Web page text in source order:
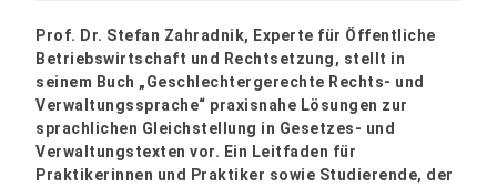
Prof. Dr. Stefan Zahradnik, Experte für Öffentliche
Betriebswirtschaft und Rechtsetzung, stellt in
seinem Buch „Geschlechtergerechte Rechts- und
Verwaltungssprache“ praxisnahe Lösungen zur
sprachlichen Gleichstellung in Gesetzes- und
Verwaltungstexten vor. Ein Leitfaden für
Praktikerinnen und Praktiker sowie Studierende, der